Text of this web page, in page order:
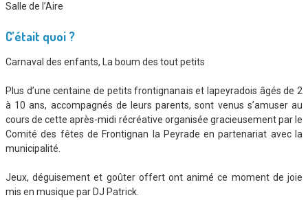
Salle de l’Aire
C’était quoi ?
Carnaval des enfants, La boum des tout petits
Plus d’une centaine de petits frontignanais et lapeyradois âgés de 2
à 10 ans, accompagnés de leurs parents, sont venus s’amuser au
cours de cette après-midi récréative organisée gracieusement par le
Comité des fêtes de Frontignan la Peyrade en partenariat avec la
municipalité.
Jeux, déguisement et goûter offert ont animé ce moment de joie
mis en musique par DJ Patrick.